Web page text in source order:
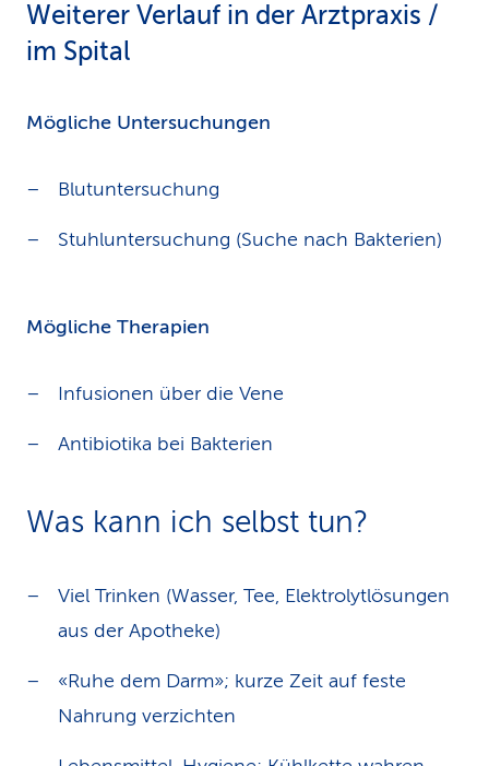
Weiterer Verlauf in der Arztpraxis /
im Spital
Mögliche Untersuchungen
Blutuntersuchung
Stuhluntersuchung (Suche nach Bakterien)
Mögliche Therapien
Infusionen über die Vene
Antibiotika bei Bakterien
Was kann ich selbst tun?
Viel Trinken (Wasser, Tee, Elektrolytlösungen
aus der Apotheke)
«Ruhe dem Darm»; kurze Zeit auf feste
Nahrung verzichten